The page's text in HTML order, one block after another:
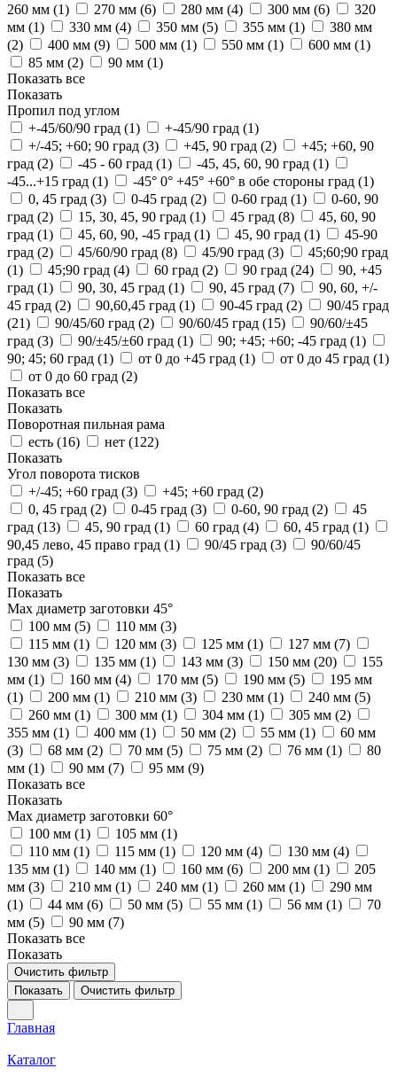
260 мм (1) 270 мм (6) 280 мм (4) 300 мм (6)
320
мм (1) 330 мм (4) 350 мм (5) 355 мм (1)
380 мм
(2) 400 мм (9) 500 мм (1) 550 мм (1) 600 мм (1)
85 мм (2) 90 мм (1)
Показать все
Показать
Пропил под углом
+-45/60/90 град (1) +-45/90 град (1)
+/-45; +60; 90 град (3) +45, 90 град (2)
+45; +60, 90
град (2) -45 - 60 град (1) -45, 45, 60, 90 град (1)
-45...+15 град (1) -45° 0° +45° +60° в обе стороны град (1)
0, 45 град (3) 0-45 град (2) 0-60 град (1)
0-60, 90
град (2) 15, 30, 45, 90 град (1) 45 град (8)
45, 60, 90
град (1) 45, 60, 90, -45 град (1) 45, 90 град (1)
45-90
град (2) 45/60/90 град (8) 45/90 град (3)
45;60;90 град
(1) 45;90 град (4) 60 град (2) 90 град (24)
90, +45
град (1) 90, 30, 45 град (1) 90, 45 град (7)
90, 60, +/-
45 град (2) 90,60,45 град (1) 90-45 град (2)
90/45 град
(21) 90/45/60 град (2) 90/60/45 град (15)
90/60/±45
град (3) 90/±45/±60 град (1) 90; +45; +60; -45 град (1)
90; 45; 60 град (1) от 0 до +45 град (1) от 0 до 45 град (1)
от 0 до 60 град (2)
Показать все
Показать
Поворотная пильная рама
есть (16) нет (122)
Показать
Угол поворота тисков
+/-45; +60 град (3) +45; +60 град (2)
0, 45 град (2) 0-45 град (3) 0-60, 90 град (2)
45
град (13) 45, 90 град (1) 60 град (4) 60, 45 град (1)
90,45 лево, 45 право град (1) 90/45 град (3)
90/60/45
град (5)
Показать все
Показать
Max диаметр заготовки 45°
100 мм (5) 110 мм (3)
115 мм (1) 120 мм (3) 125 мм (1) 127 мм (7)
130 мм (3) 135 мм (1) 143 мм (3) 150 мм (20)
155
мм (1) 160 мм (4) 170 мм (5) 190 мм (5)
195 мм
(1) 200 мм (1) 210 мм (3) 230 мм (1) 240 мм (5)
260 мм (1) 300 мм (1) 304 мм (1) 305 мм (2)
355 мм (1) 400 мм (1) 50 мм (2) 55 мм (1)
60 мм
(3) 68 мм (2) 70 мм (5) 75 мм (2) 76 мм (1)
80
мм (1) 90 мм (7) 95 мм (9)
Показать все
Показать
Max диаметр заготовки 60°
100 мм (1) 105 мм (1)
110 мм (1) 115 мм (1) 120 мм (4) 130 мм (4)
135 мм (1) 140 мм (1) 160 мм (6) 200 мм (1)
205
мм (3) 210 мм (1) 240 мм (1) 260 мм (1)
290 мм
(1) 44 мм (6) 50 мм (5) 55 мм (1) 56 мм (1)
70
мм (5) 90 мм (7)
Показать все
Показать
Очистить фильтр
Показать
Очистить фильтр
Главная
Каталог